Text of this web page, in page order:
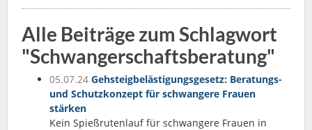
Alle Beiträge zum Schlagwort
"Schwangerschaftsberatung"
05.07.24 Gehsteigbelästigungsgesetz: Beratungs-
und Schutzkonzept für schwangere Frauen
stärken
Kein Spießrutenlauf für schwangere Frauen in